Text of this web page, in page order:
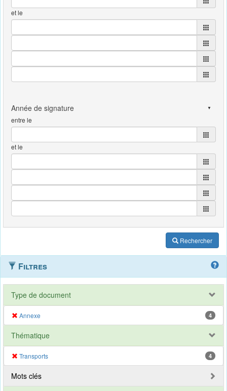
et le
entre le
et le
Rechercher
Filtres
Type de document
Annexe 4
Thématique
Transports 4
Mots clés